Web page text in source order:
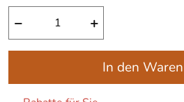
− +
In den